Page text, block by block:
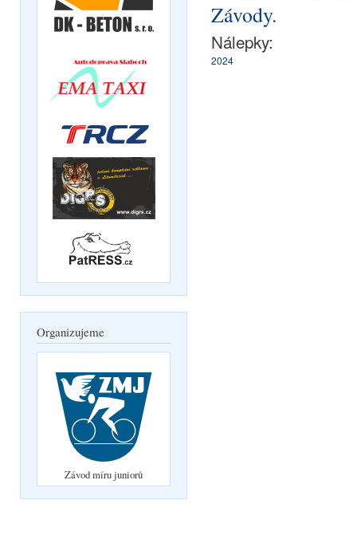
Organizujeme
Závod míru juniorů
Závody.
Nálepky:
2024